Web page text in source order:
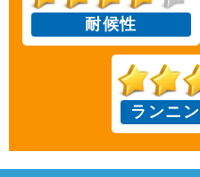
耐候性
ランニ